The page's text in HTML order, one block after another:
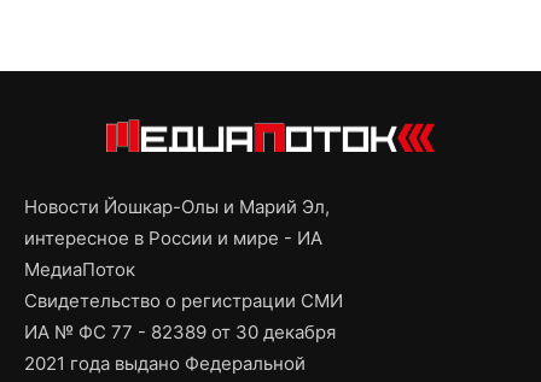
Новости Йошкар-Олы и Марий Эл,
интересное в России и мире - ИА
МедиаПоток
Свидетельство о регистрации СМИ
ИА № ФС 77 - 82389 от 30 декабря
2021 года выдано Федеральной